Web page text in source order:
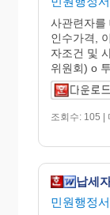
사관련자를
인수가격,
자조건 및
위원회) o
조회수: 105 |
납세
민원행정